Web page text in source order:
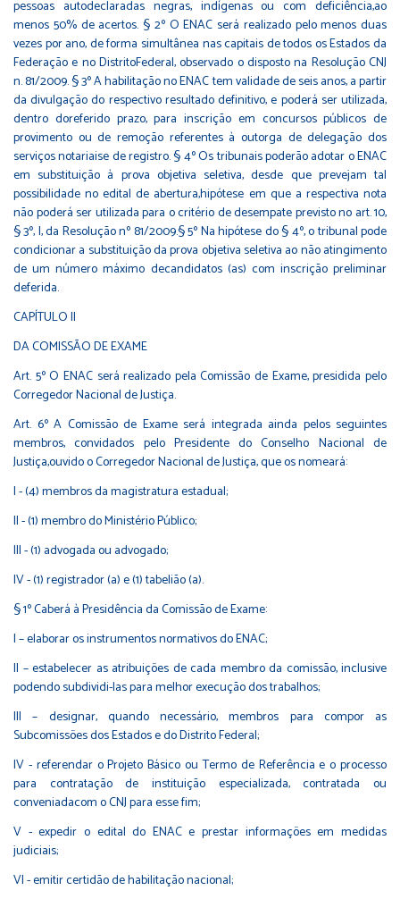
pessoas autodeclaradas negras, indígenas ou com deficiência,ao
menos 50% de acertos. § 2º O ENAC será realizado pelo menos duas
vezes por ano, de forma simultânea nas capitais de todos os Estados da
Federação e no DistritoFederal, observado o disposto na Resolução CNJ
n. 81/2009. § 3º A habilitação no ENAC tem validade de seis anos, a partir
da divulgação do respectivo resultado definitivo, e poderá ser utilizada,
dentro doreferido prazo, para inscrição em concursos públicos de
provimento ou de remoção referentes à outorga de delegação dos
serviços notariaise de registro. § 4º Os tribunais poderão adotar o ENAC
em substituição à prova objetiva seletiva, desde que prevejam tal
possibilidade no edital de abertura,hipótese em que a respectiva nota
não poderá ser utilizada para o critério de desempate previsto no art. 10,
§ 3º, I, da Resolução nº 81/2009.§ 5º Na hipótese do § 4º, o tribunal pode
condicionar a substituição da prova objetiva seletiva ao não atingimento
de um número máximo decandidatos (as) com inscrição preliminar
deferida.
CAPÍTULO II
DA COMISSÃO DE EXAME
Art. 5º O ENAC será realizado pela Comissão de Exame, presidida pelo
Corregedor Nacional de Justiça.
Art. 6º A Comissão de Exame será integrada ainda pelos seguintes
membros, convidados pelo Presidente do Conselho Nacional de
Justiça,ouvido o Corregedor Nacional de Justiça, que os nomeará:
I - (4) membros da magistratura estadual;
II - (1) membro do Ministério Público;
III - (1) advogada ou advogado;
IV - (1) registrador (a) e (1) tabelião (a).
§ 1º Caberá à Presidência da Comissão de Exame:
I – elaborar os instrumentos normativos do ENAC;
II – estabelecer as atribuições de cada membro da comissão, inclusive
podendo subdividi-las para melhor execução dos trabalhos;
III – designar, quando necessário, membros para compor as
Subcomissões dos Estados e do Distrito Federal;
IV - referendar o Projeto Básico ou Termo de Referência e o processo
para contratação de instituição especializada, contratada ou
conveniadacom o CNJ para esse fim;
V - expedir o edital do ENAC e prestar informações em medidas
judiciais;
VI - emitir certidão de habilitação nacional;